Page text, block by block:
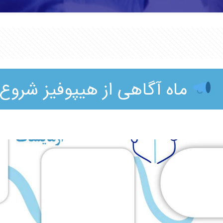
ماه آگاهی از هیپوفیز